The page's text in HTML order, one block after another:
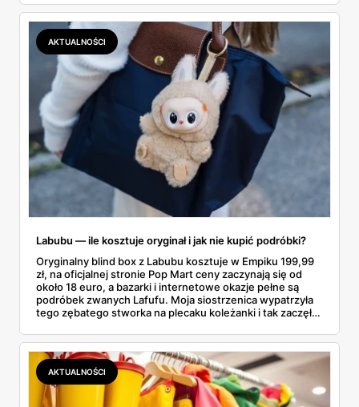
najszybciej rosnący sport w Polsce: kortów przybywa
lawinowo, a chętnych jeszcze szybciej. Sprawdziłam, co
dokładnie dostajemy za te pieniądze i komu taka rakieta
faktycznie wystarczy.
AKTUALNOŚCI
Labubu — ile kosztuje oryginał i jak nie kupić podróbki?
Oryginalny blind box z Labubu kosztuje w Empiku 199,99
zł, na oficjalnej stronie Pop Mart ceny zaczynają się od
około 18 euro, a bazarki i internetowe okazje pełne są
podróbek zwanych Lafufu. Moja siostrzenica wypatrzyła
tego zębatego stworka na plecaku koleżanki i tak zaczęło
kosztuje i po czym poznać, że sprzedawca nie wciska nam
podróbki. Spisałam wszystko, czego się dowiedziałam —
łącznie z jedną wpadką, o której za chwilę.
AKTUALNOŚCI